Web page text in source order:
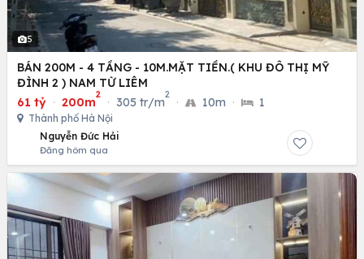
5
BÁN 200M - 4 TẦNG - 10M.MẶT TIỀN.( KHU ĐÔ THỊ MỸ
ĐÌNH 2 ) NAM TỪ LIÊM
61 tỷ · 200m
2
· 305 tr/m
2
· 10m · 1
Thành phố Hà Nội
Nguyễn Đức Hải
Đăng hôm qua